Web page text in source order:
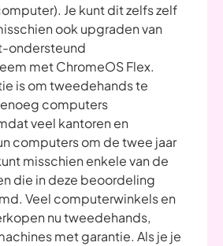
Je kunt dit zelfs zelf
ook upgraden van
ondersteund
met ChromeOS Flex.
is om tweedehands te
computers
veel kantoren en
computers om de twee jaar
misschien enkele van de
die in deze beoordeling
Veel computerwinkels en
nu tweedehands,
met garantie. Als je je